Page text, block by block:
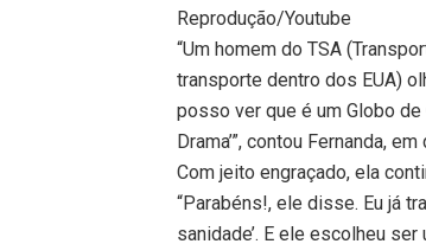
Reprodução/Youtube
“Um homem do TSA
transporte dentro dos EUA)
posso ver que é um Globo de
Drama’”, contou Fernanda,
Com jeito engraçado, ela
“Parabéns!, ele disse. Eu já
sanidade’. E ele escolheu ser